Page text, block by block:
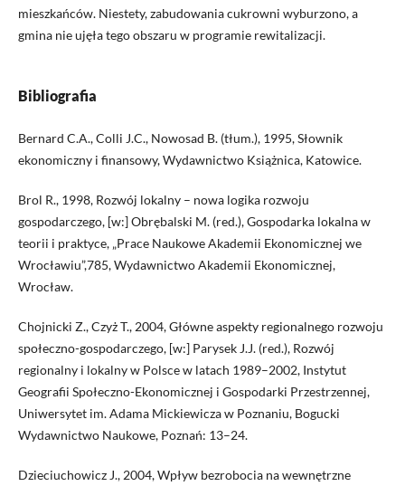
mieszkańców. Niestety, zabudowania cukrowni wyburzono, a
gmina nie ujęła tego obszaru w programie rewitalizacji.
Bibliografia
Bernard C.A., Colli J.C., Nowosad B. (tłum.), 1995, Słownik
ekonomiczny i finansowy, Wydawnictwo Książnica, Katowice.
Brol R., 1998, Rozwój lokalny – nowa logika rozwoju
gospodarczego, [w:] Obrębalski M. (red.), Gospodarka lokalna w
teorii i praktyce, „Prace Naukowe Akademii Ekonomicznej we
Wrocławiu”,785, Wydawnictwo Akademii Ekonomicznej,
Wrocław.
Chojnicki Z., Czyż T., 2004, Główne aspekty regionalnego rozwoju
społeczno-gospodarczego, [w:] Parysek J.J. (red.), Rozwój
regionalny i lokalny w Polsce w latach 1989–2002, Instytut
Geografii Społeczno-Ekonomicznej i Gospodarki Przestrzennej,
Uniwersytet im. Adama Mickiewicza w Poznaniu, Bogucki
Wydawnictwo Naukowe, Poznań: 13–24.
Dzieciuchowicz J., 2004, Wpływ bezrobocia na wewnętrzne